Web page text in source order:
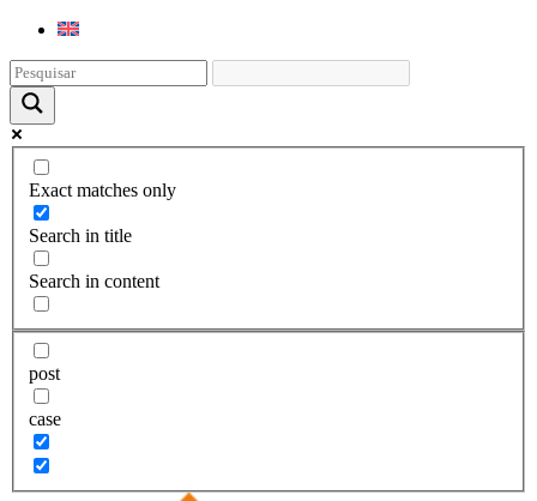
Exact matches only
Search in title
Search in content
post
case